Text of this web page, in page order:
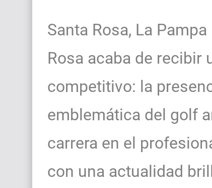
Santa Rosa, La
Rosa acaba de recibir
competitivo: la
emblemática del golf
carrera en el
con una actualidad